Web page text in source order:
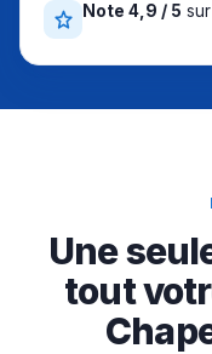
Note 4,9 / 5
Une
tout